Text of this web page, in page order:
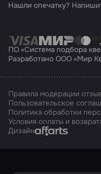
Нашли опечатку?
ПО «Система подбора
Разработано ООО «Мир
Правила модерации
Пользовательское
Политика обработки
Условия оплаты и
ДизайнAffarts